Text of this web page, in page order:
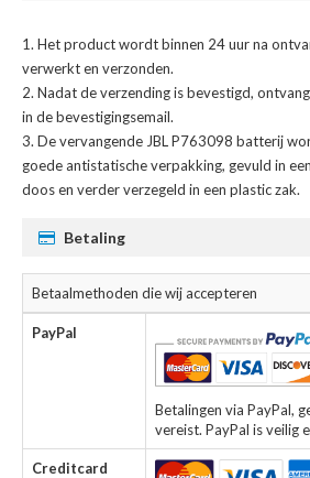
Het product wordt binnen 24 uur na
verwerkt en verzonden.
Nadat de verzending is bevestigd,
in de bevestigingsemail.
Devervangende JBL P763098 batterij
goede antistatische verpakking, gevuld in
doos en verder verzegeld in een plastic zak.
Betaling
Betaalmethoden die wij accepteren
PayPal
Betalingen via PayPal,
vereist. PayPal is veilig
Creditcard